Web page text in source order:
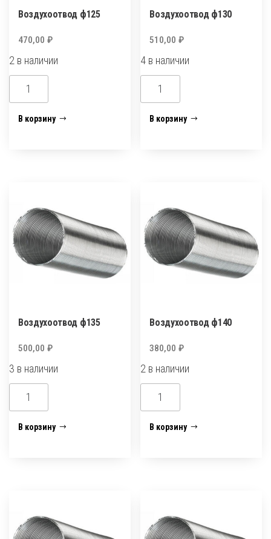
Воздухоотвод ф125
470,00 ₽
2 в наличии
Количество
товара
Воздухоотвод
В корзину
Воздухоотвод ф130
510,00₽
4 в наличии
Количество
товара
Воздухоотвод
В корзину
Воздухоотвод ф135
500,00 ₽
3 в наличии
Количество
товара
Воздухоотвод
В корзину
Воздухоотвод ф140
380,00₽
2 в наличии
Количество
товара
Воздухоотвод
В корзину